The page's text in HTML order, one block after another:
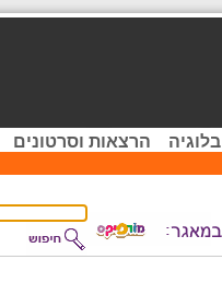
בלוגיה הרצאות וסרטונים